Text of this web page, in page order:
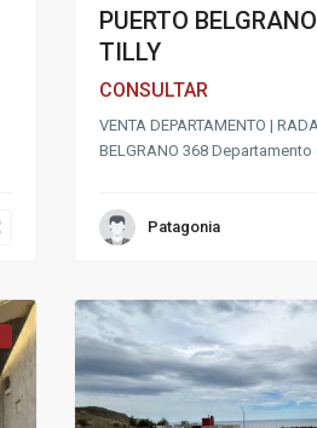
PUERTO
TILLY
CONSULTAR
VENTA DEPARTAMENTO |
BELGRANO 368
Patagonia